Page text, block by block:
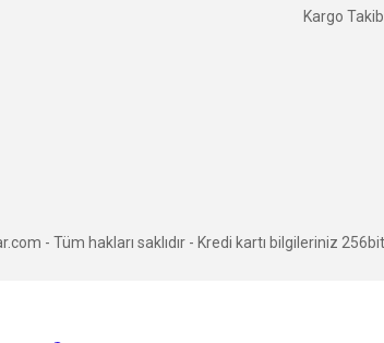
Kargo
- Tüm hakları saklıdır - Kredi kartı bilgileriniz